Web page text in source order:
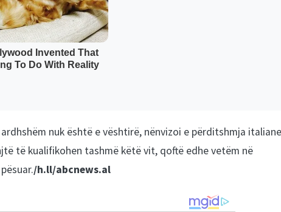
nuk është e vështirë, nënvizoi e përditshmja
të kualifikohen tashmë këtë vit, qoftë edhe vetëm në
/h.ll/abcnews.al